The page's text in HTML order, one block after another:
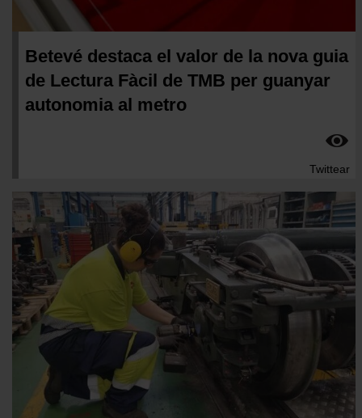
Betevé destaca el valor de la nova guia
de Lectura Fàcil de TMB per guanyar
autonomia al metro
Twittear